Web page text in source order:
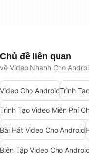
Chủ đề liên quan
về Video Nhanh Cho
Video Cho AndroidTrình
Trình Tạo Video Miễn Phí
Bài Hát Video Cho Android
Biên Tập Video Cho Android